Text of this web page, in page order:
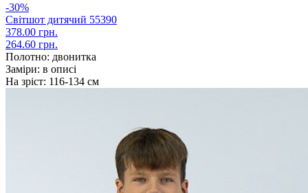
-30%
Світшот дитячий 55390
378.00 грн.
264.60 грн.
Полотно: двонитка
Заміри: в описі
На зріст: 116-134 см